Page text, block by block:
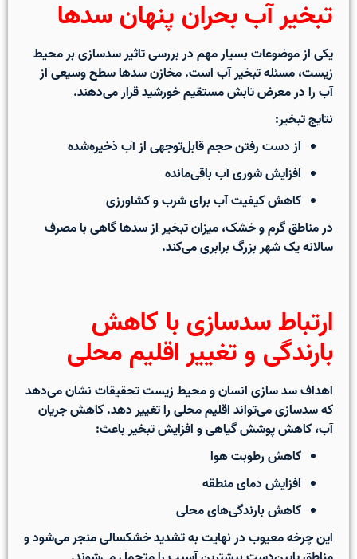
تبخیر آب بحران پنهان سدها
یکی از موضوعات بسیار مهم در بررسیتاثیر سدسازی بر محیط
زیست، مسئله تبخیر آب است. مخازن سدها سطح وسیعی از
آب را در معرض تابش مستقیم خورشید قرار می‌دهند.
نتایج تبخیر:
از دست رفتن حجم قابل‌توجهی از آب ذخیره‌شده
افزایش شوری آب باقی‌مانده
کاهش کیفیت آب برای شرب و کشاورزی
در مناطق گرم و خشک، میزان تبخیر از سدها گاهی با مصرف
سالانه یک شهر بزرگ برابری می‌کند.
ارتباط سدسازی با کاهش
بارندگی و تغییر اقلیم محلی
اهداف سد سازی انسان و محیط زیستتحقیقات نشان می‌دهد
که سدسازی می‌تواند اقلیم محلی را تغییر دهد. کاهش جریان
آب، کاهش پوشش گیاهی و افزایش تبخیر باعث:
کاهش رطوبت هوا
افزایش دمای منطقه
کاهش بارندگی‌های محلی
این چرخه معیوب در نهایت بهتشدید خشکسالیمنجر می‌شود و